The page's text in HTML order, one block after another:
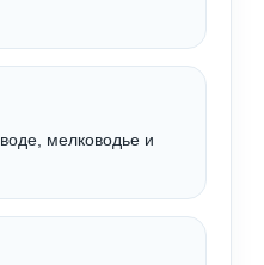
мелководье и